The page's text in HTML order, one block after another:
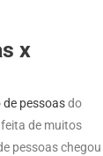
x
de pessoasdo
feita de muitos
pessoas chegou